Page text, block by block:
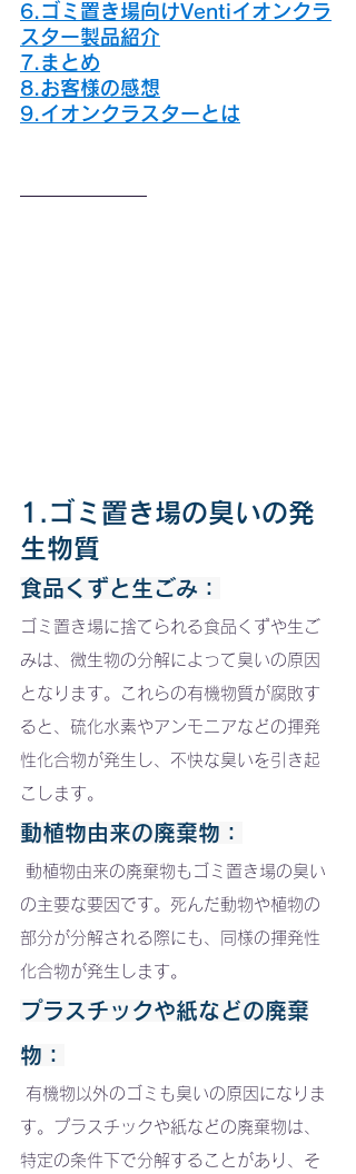
6.ゴミ置き場向けVentiイオンクラ
スター製品紹介
7.まとめ
8.お客様の感想
9.イオンクラスターとは
1.ゴミ置き場の臭いの発
生物質
食品くずと生ごみ ：
ゴミ置き場に捨てられる食品くずや生ご
みは、微生物の分解によって臭いの原因
となります。これらの有機物質が腐敗す
ると、硫化水素やアンモニアなどの揮発
性化合物が発生し、不快な臭いを引き起
こします。
動植物由来の廃棄物：
の主要な要因です。死んだ動物や植物の
部分が分解される際にも、同様の揮発性
化合物が発生します。
プラスチックや紙などの廃棄
物 ：
す。プラスチックや紙などの廃棄物は、
特定の条件下で分解することがあり、そ